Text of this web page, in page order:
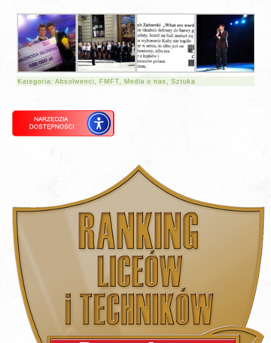
Kategoria:Absolwenci, FMFT, Media o nas ,Sztuka